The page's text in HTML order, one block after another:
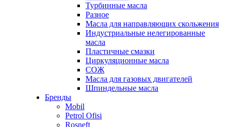
Турбинные масла
Разное
Масла для направляющих скольжения
Индустриальные нелегированные
масла
Пластичные смазки
Циркуляционные масла
СОЖ
Масла для газовых двигателей
Шпиндельные масла
Бренды
Mobil
Petrol Ofisi
Rosneft